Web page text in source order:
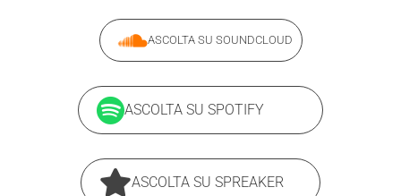
ASCOLTA SU SOUNDCLOUD
ASCOLTA SU SPOTIFY
ASCOLTA SU SPREAKER